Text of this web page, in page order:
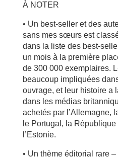
À NOTER
• Un best-seller et des
sans mes sœurs est
dans la liste des best-
un mois à la première
de 300 000 exemplaires.
beaucoup impliquées
ouvrage, et leur histoire a
dans les médias
achetés par l’Allemagne,
le Portugal, la
l’Estonie.
• Un thème éditorial rare